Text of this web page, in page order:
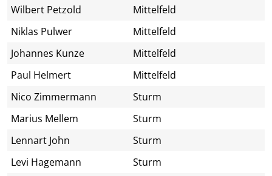
Wilbert Petzold
Mittelfeld
Niklas Pulwer
Mittelfeld
Johannes Kunze
Mittelfeld
Paul Helmert
Mittelfeld
Nico Zimmermann
Sturm
Marius Mellem
Sturm
Lennart John
Sturm
Levi Hagemann
Sturm